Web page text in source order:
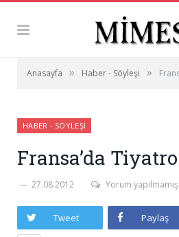
Anasayfa » Haber - Söyleşi »
HABER - SÖYLEŞI
Fransa’da Tiyatro
27.08.2012 Yorum yapılmamış
Tweet Paylaş